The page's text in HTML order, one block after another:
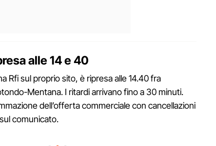
alle 14 e 40
Rfi sul proprio sito, è ripresa alle 14.40 fra
Mentana. I ritardi arrivano fino a 30 minuti.
dell’offerta commerciale con cancellazioni
comunicato.